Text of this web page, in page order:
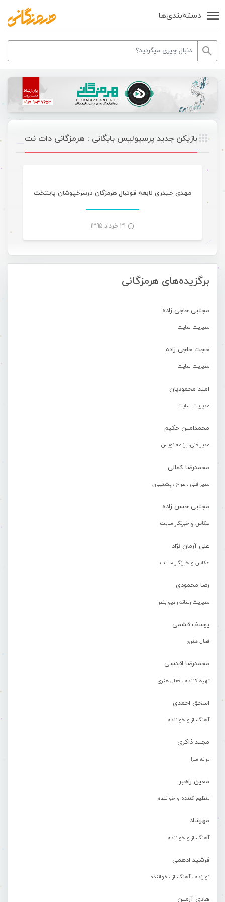
دسته‌بندی‌ها
برگزیده‌های هرمزگانی
مجتبی حاجی زاده
مدیریت سایت
حجت حاجی زاده
مدیریت سایت
امید محمودیان
مدیریت سایت
محمدامین حکیم
مدیر فنی، برنامه نویس
محمدرضا کمالی
مدیر فنی ، طراح ، پشتیبان
مجتبی حسن زاده
عکاس و خبرنگار سایت
علی آرمان نژاد
عکاس و خبرنگار سایت
رضا محمودی
مدیریت رسانه رادیو بندر
یوسف قشمی
فعال هنری
محمدرضا اقدسی
تهیه کننده ، فعال هنری
اسحق احمدی
آهنگساز و خواننده
مجید ذاکری
ترانه سرا
معین راهبر
تنظیم کننده و خواننده
مهرشاد
آهنگساز و خواننده
فرشید ادهمی
نوازنده ، آهنگساز ، خواننده
هادی آرمین
بازیکن جدید پرسپولیس بایگانی : هرمزگانی دات نت
مهدی حیدری نابغه فوتبال هرمزگان درسرخپوشان پایتخت
۳۱ خرداد ۱۳۹۵